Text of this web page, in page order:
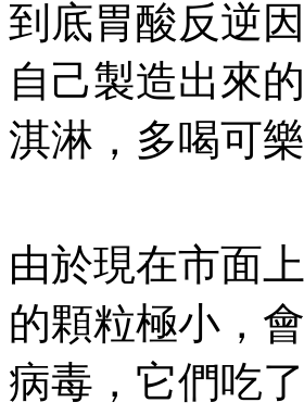
到底胃酸反逆
自己製造出來
淇淋，多喝可
由於現在市面
的顆粒極小，
病毒，它們吃